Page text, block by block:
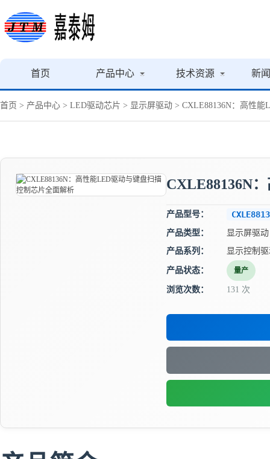
首页 产品中心 技术资源 新
首页 > 产品中心 > LED驱动芯片 > 显示屏驱动 > CXLE88136N：高性
CXLE88136N
产品型号：
产品类型：
显示屏驱动
产品系列：
显示控制
产品状态： 量产
浏览次数： 131 次